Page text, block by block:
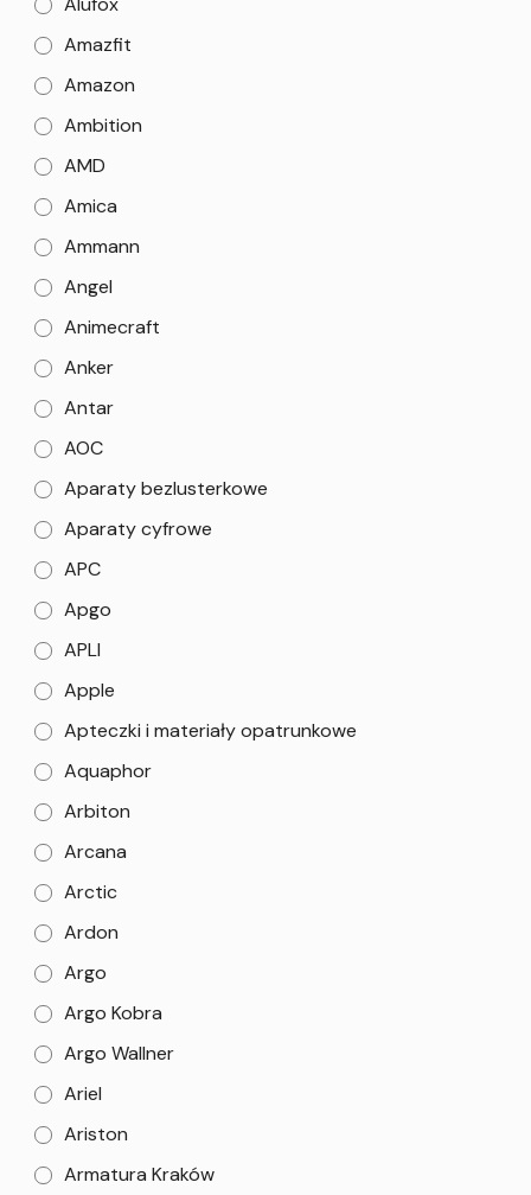
Amazfit
Amazon
Ambition
AMD
Amica
Ammann
Angel
Animecraft
Anker
Antar
AOC
Aparaty bezlusterkowe
Aparaty cyfrowe
APC
Apgo
APLI
Apple
Apteczki i materiały opatrunkowe
Aquaphor
Arbiton
Arcana
Arctic
Ardon
Argo
Argo Kobra
Argo Wallner
Ariel
Ariston
Armatura Kraków